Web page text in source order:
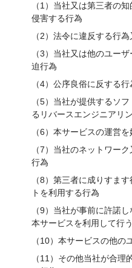
（1）当社又は第三者の
侵害する行為
（2）法令に違反する行
（3）当社又は他のユー
迫行為
（4）公序良俗に反する行
（5）当社が提供するソ
るリバースエンジニアリ
（6）本サービスの運営
（7）当社のネットワー
行為
（8）第三者に成りすま
トを利用する行為
（9）当社が事前に許諾
本サービスを利用して行
（10）本サービスの他の
（11）その他当社が合理